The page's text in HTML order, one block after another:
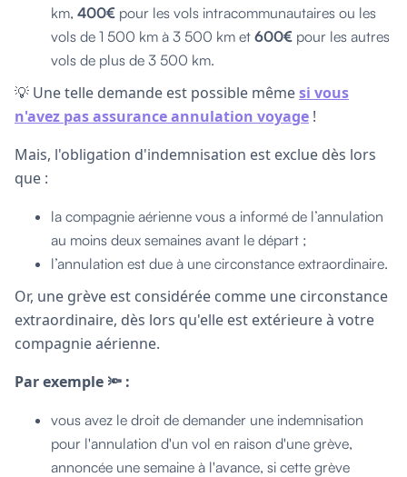
km, 400€ pour les vols intracommunautaires ou les
vols de 1 500 km à 3 500 km et 600€ pour les autres
vols de plus de 3 500 km.
💡 Une telle demande est possible mêmesi vous
n'avez pas assurance annulation voyage !
Mais, l'obligation d'indemnisation est exclue dès lors
que :
la compagnie aérienne vous a informé de l’annulation
au moins deux semaines avant le départ ;
l’annulation est due à une circonstance extraordinaire.
Or, une grève est considérée comme une circonstance
extraordinaire, dès lors qu'elle est extérieure à votre
compagnie aérienne.
Par exemple 🔦 :
vous avez le droit de demander une indemnisation
pour l'annulation d'un vol en raison d'une grève,
annoncée une semaine à l'avance, si cette grève